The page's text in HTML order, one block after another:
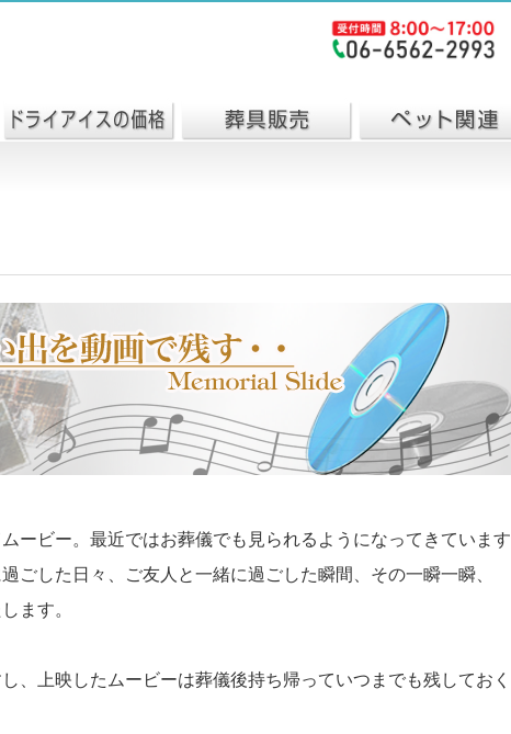
ービー。最近ではお葬儀でも見られるようになってきていま
ごした日々、ご友人と一緒に過ごした瞬間、その一瞬一瞬、
ます。
、上映したムービーは葬儀後持ち帰っていつまでも残してお